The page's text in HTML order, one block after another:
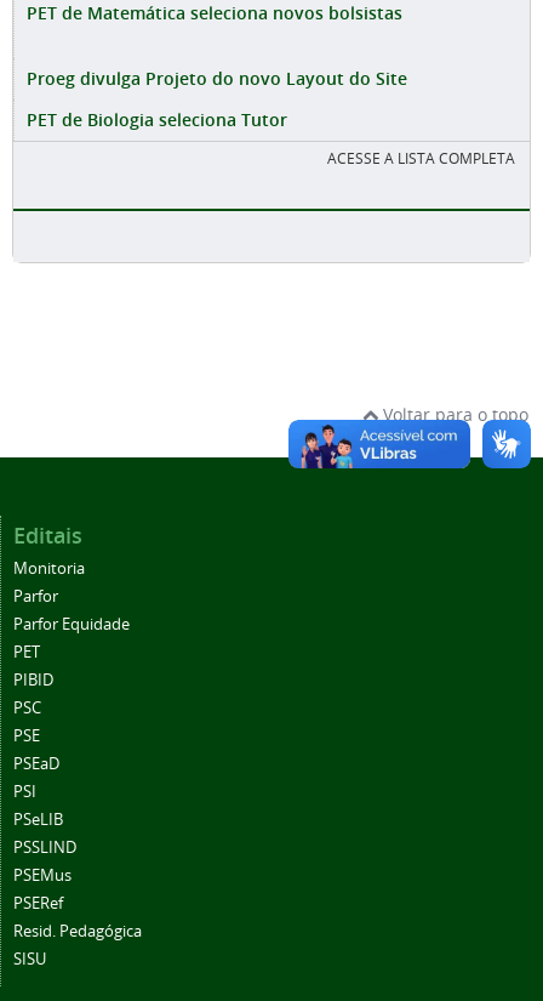
PET de Matemática seleciona novos bolsistas
Proeg divulga Projeto do novo Layout do Site
PET de Biologia seleciona Tutor
ACESSE A LISTA COMPLETA
Voltar para o topo
Editais
Monitoria
Parfor
Parfor Equidade
PET
PIBID
PSC
PSE
PSEaD
PSI
PSeLIB
PSSLIND
PSEMus
PSERef
Resid. Pedagógica
SISU